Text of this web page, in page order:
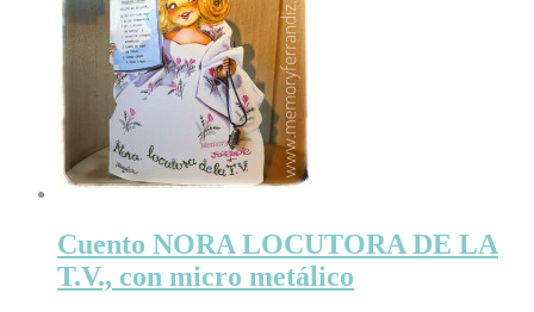
Cuento NORA LOCUTORA DE LA
T.V., con micro metálico